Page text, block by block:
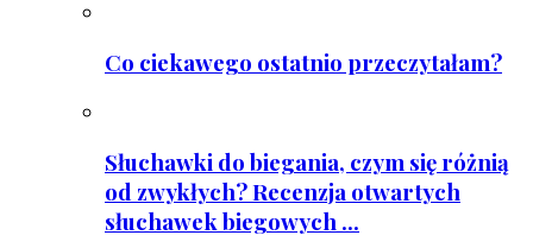
Co ciekawego ostatnio przeczytałam?
Słuchawki do biegania, czym się różnią
od zwykłych? Recenzja otwartych
słuchawek biegowych ...